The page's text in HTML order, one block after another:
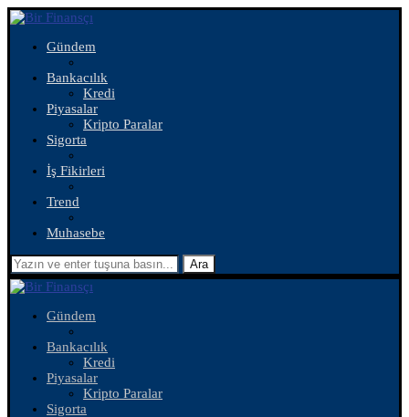
Gündem
Bankacılık
Kredi
Piyasalar
Kripto Paralar
Sigorta
İş Fikirleri
Trend
Muhasebe
Ara
Gündem
Bankacılık
Kredi
Piyasalar
Kripto Paralar
Sigorta